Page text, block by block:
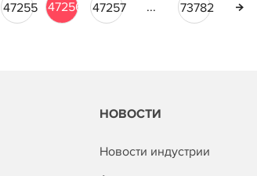
47255 47256 47257 ... 73782
НОВОСТИ
Новости индустрии